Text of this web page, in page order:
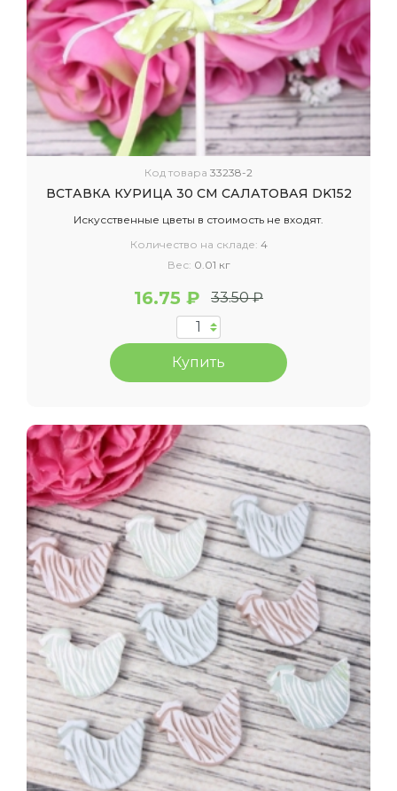
Код товара 33238-2
ВСТАВКА КУРИЦА 30 СМ САЛАТОВАЯ DK152
Искусственные цветы в стоимость не входят.
Количество на складе: 4
Вес: 0.01 кг
16.75 ₽ 33.50 ₽
Купить